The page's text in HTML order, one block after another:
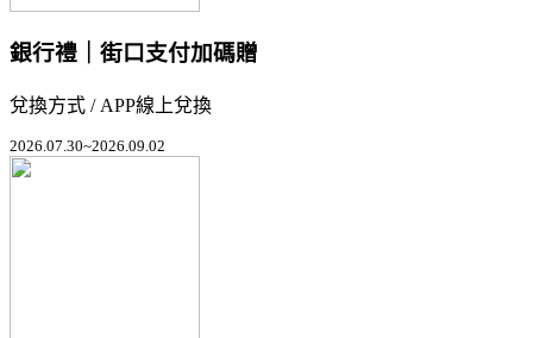
銀行禮｜街口支付加碼贈
兌換方式 / APP線上兌換
2026.07.30~2026.09.02